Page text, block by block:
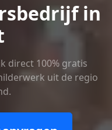
in
direct 100% gratis
uit de regio